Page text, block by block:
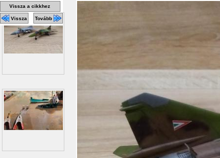
Vissza a cikkhez
Vissza Tovább